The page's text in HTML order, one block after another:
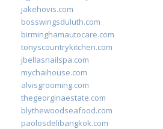
jakehovis.com
bosswingsduluth.com
birminghamautocare.com
tonyscountrykitchen.com
jbellasnailspa.com
mychaihouse.com
alvisgrooming.com
thegeorginaestate.com
blythewoodseafood.com
paolosdelibangkok.com